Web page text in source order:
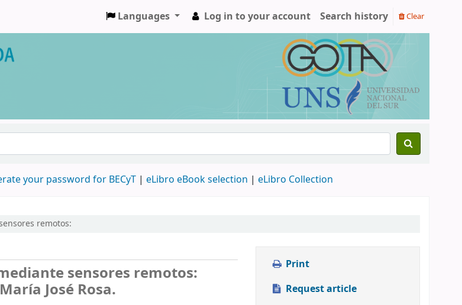
Languages Log in to your account Search history Clear
your password for BECyT | eLibro eBook selection | eLibro Collection
remotos:
sensores remotos:
María José Rosa.
Print
Request article